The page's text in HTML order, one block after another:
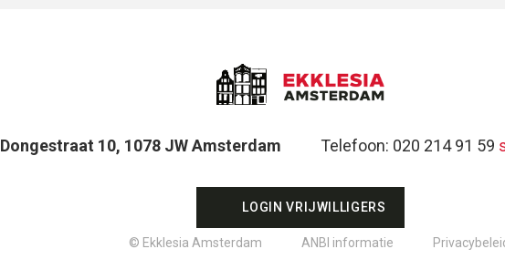
10, 1078 JW Amsterdam Telefoon: 020 214 91 59
LOGIN VRIJWILLIGERS
© Ekklesia Amsterdam ANBI informatie